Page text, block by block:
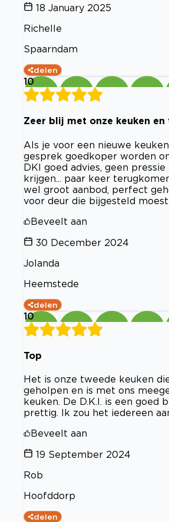
18 January 2025
Richelle
Spaarndam
delen
10
Zeer blij met onze keuken en
Als je voor een nieuwe
gesprek goedkoper worden
DKI goed advies, geen
krijgen... paar keer
wel groot aanbod, perfect
voor deur die bijgesteld
Beveelt aan
30 December 2024
Jolanda
Heemstede
delen
10
Top
Het is onze tweede keuken
geholpen en is met ons
keuken. De D.K.I. is een
prettig. Ik zou het iedereen
Beveelt aan
19 September 2024
Rob
Hoofddorp
delen